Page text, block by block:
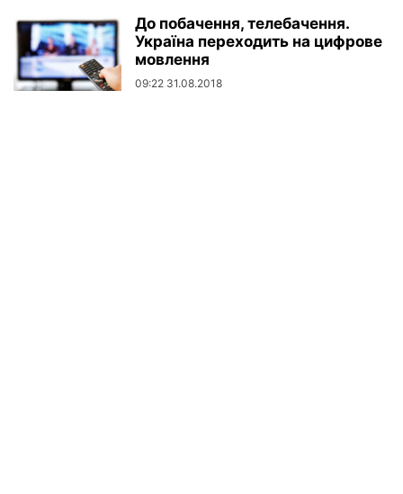
До побачення, телебачення.
Україна переходить на цифрове
мовлення
09:22 31.08.2018